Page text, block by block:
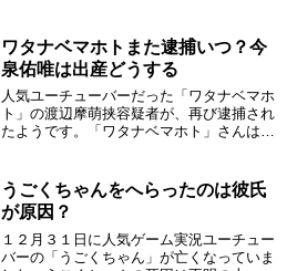
たいようですが、地元では「へずまりゅう
を探せ」などと...
ワタナベマホトまた逮捕いつ？今
泉佑唯は出産どうする
人気ユーチューバーだった「ワタナベマホ
ト」の渡辺摩萌挟容疑者が、再び逮捕され
たようです。「ワタナベマホト」さんは、
たようです。となると出産を控えている婚
約者の今泉佑...
うごくちゃんをへらったのは彼氏
が原因？
１２月３１日に人気ゲーム実況ユーチュー
バーの「うごくちゃん」が亡くなっていま